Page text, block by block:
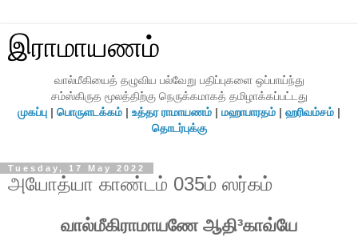
இராமாயணம்
வால்மீகியைத் தழுவிய பல்வேறு பதிப்புகளை ஒப்பாய்ந்து
சம்ஸ்கிருத மூலத்திற்கு நெருக்கமாகத் தமிழாக்கப்பட்டது
முகப்பு | பொருளடக்கம் | உத்தர ராமாயணம் | மஹாபாரதம் | ஹரிவம்சம் |
தொடர்புக்கு
Tuesday, 17 May 2022
அயோத்யா காண்டம் 035ம் ஸர்கம்
வால்மீகிராமாயணே ஆதி³காவ்யே